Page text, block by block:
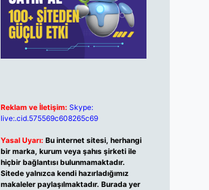
Reklam ve İletişim: Skype:
live:.cid.575569c608265c69
Yasal Uyarı: Bu internet sitesi, herhangi
bir marka, kurum veya şahıs şirketi ile
hiçbir bağlantısı bulunmamaktadır.
Sitede yalnızca kendi hazırladığımız
makaleler paylaşılmaktadır. Burada yer